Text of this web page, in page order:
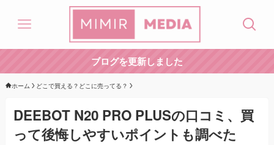
ブログを更新しました
ホーム どこで買える？どこに売ってる？
DEEBOT N20 PRO PLUSの口コミ、買
って後悔しやすいポイントも調べた